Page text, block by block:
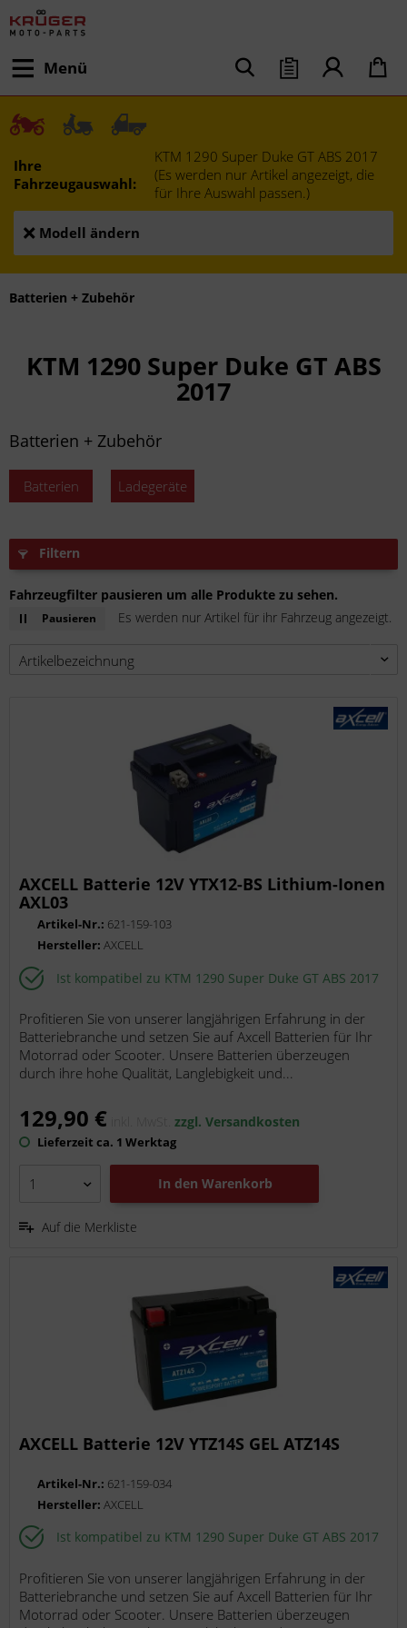
Menü
Ihre
Fahrzeugauswahl:
KTM 1290 Super Duke GT ABS 2017
(Es werden nur Artikel angezeigt, die
für Ihre Auswahl passen.)
Modell ändern
Batterien + Zubehör
KTM 1290 Super Duke GT ABS
2017
Batterien + Zubehör
Batterien Ladegeräte
Filtern
Fahrzeugfilter pausieren um alle Produkte zu sehen.
Pausieren Es werden nur Artikel für ihr Fahrzeug angezeigt.
AXCELL Batterie 12V YTX12-BS Lithium-Ionen
AXL03
Artikel-Nr.: 621-159-103
Hersteller:AXCELL
Ist kompatibel zu KTM 1290 Super Duke GT ABS 2017
Profitieren Sie von unserer langjährigen Erfahrung in der
Batteriebranche und setzen Sie auf Axcell Batterien für Ihr
Motorrad oder Scooter. Unsere Batterien überzeugen
durch ihre hohe Qualität, Langlebigkeit und...
129,90 € inkl. MwSt.zzgl. Versandkosten
Lieferzeit ca. 1 Werktag
In den Warenkorb
Auf die Merkliste
AXCELL Batterie 12V YTZ14S GEL ATZ14S
Artikel-Nr.: 621-159-034
Hersteller:AXCELL
Ist kompatibel zu KTM 1290 Super Duke GT ABS 2017
Profitieren Sie von unserer langjährigen Erfahrung in der
Batteriebranche und setzen Sie auf Axcell Batterien für Ihr
Motorrad oder Scooter. Unsere Batterien überzeugen